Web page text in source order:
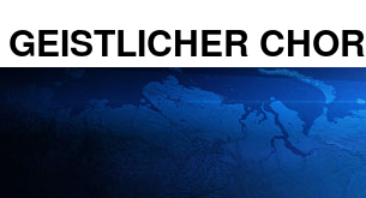
GEISTLICHER CHOR